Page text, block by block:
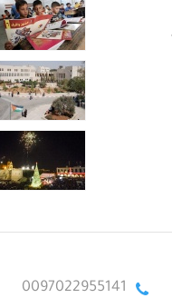
0097022955141